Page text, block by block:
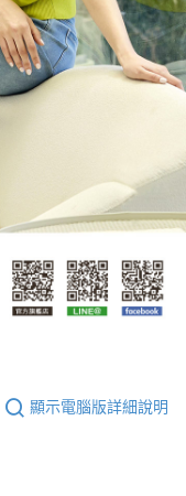
顯示電腦版詳細說明